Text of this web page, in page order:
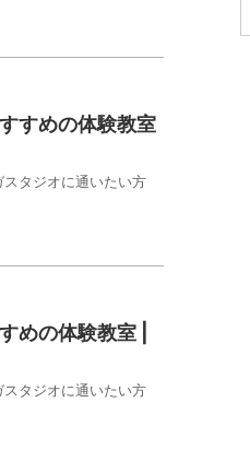
すめの体験教室
タジオに通いたい方
めの体験教室 |
タジオに通いたい方